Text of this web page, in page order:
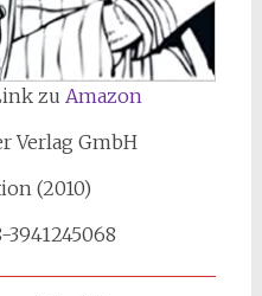
zu Amazon
Verlag GmbH
(2010)
: ‎ 978-3941245068